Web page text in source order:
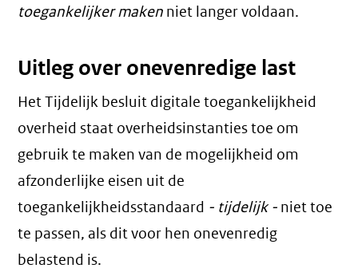
toegankelijker maken niet langer voldaan.
Uitleg over onevenredige last
Het Tijdelijk besluit digitale toegankelijkheid
overheid staat overheidsinstanties toe om
gebruik te maken van de mogelijkheid om
afzonderlijke eisen uit de
toegankelijkheidsstandaard - tijdelijk - niet toe
te passen, als dit voor hen onevenredig
belastend is.